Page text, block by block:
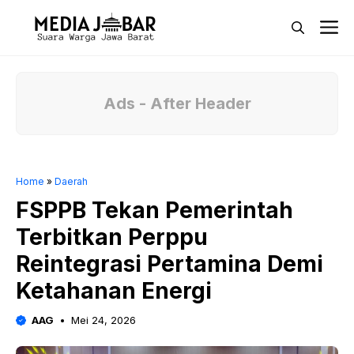
Ads - After Header
Home » Daerah
FSPPB Tekan Pemerintah
Terbitkan Perppu
Reintegrasi Pertamina Demi
Ketahanan Energi
AAG Mei 24, 2026